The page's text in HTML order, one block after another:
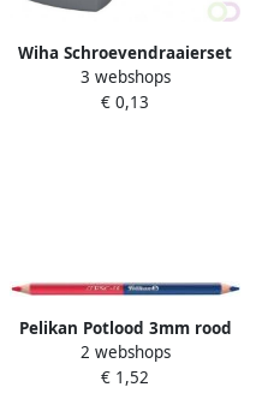
Wiha Schroevendraaierset
SoftFinish sleufkop
Â PhillipsÂ 6
3 webshops
€ 0,13
Pelikan Potlood 3mm rood
blauw
2 webshops
€ 1,52